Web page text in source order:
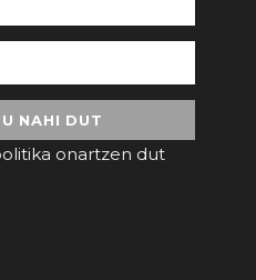
onartzen dut